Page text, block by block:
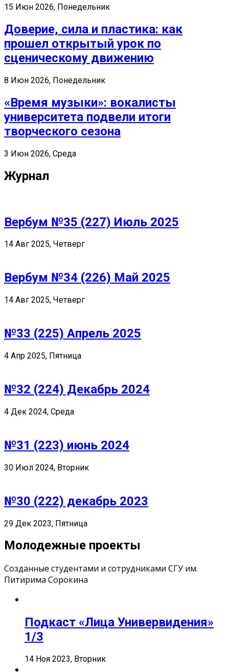
15 Июн 2026, Понедельник
Доверие, сила и пластика: как
прошел открытый урок по
сценическому движению
8 Июн 2026, Понедельник
«Время музыки»: вокалисты
университета подвели итоги
творческого сезона
3 Июн 2026, Среда
Журнал
Вербум №35 (227) Июль 2025
14 Авг 2025, Четверг
Вербум №34 (226) Май 2025
14 Авг 2025, Четверг
№33 (225) Апрель 2025
4 Апр 2025, Пятница
№32 (224) Декабрь 2024
4 Дек 2024, Среда
№31 (223) июнь 2024
30 Июл 2024, Вторник
№30 (222) декабрь 2023
29 Дек 2023, Пятница
Молодежные проекты
Созданные студентами и сотрудниками СГУ им.
Питирима Сорокина
Подкаст «Лица Универвидения»
1/3
14 Ноя 2023, Вторник